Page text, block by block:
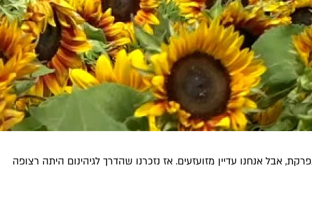
אבל אנחנו עדיין מזועזעים. אז נזכרנו שהדרך לגיהינום היתה רצופה